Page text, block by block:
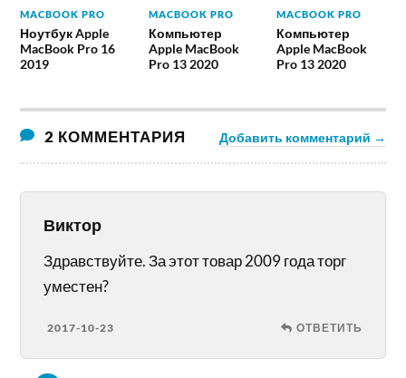
MACBOOK PRO
Ноутбук Apple
MacBook Pro 16
2019
MACBOOK PRO
Компьютер
Apple MacBook
Pro 13 2020
MACBOOK PRO
Компьютер
Apple MacBook
Pro 13 2020
2 КОММЕНТАРИЯ Добавить комментарий →
Виктор
Здравствуйте. За этот товар 2009 года торг
уместен?
2017-10-23 ОТВЕТИТЬ